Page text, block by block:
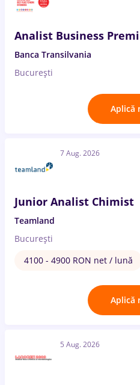
Analist Business
Banca Transilvania
București
Aplică
7 Aug. 2026
Junior Analist Chimist
Teamland
București
4100 - 4900 RON net / lună
Aplică
5 Aug. 2026